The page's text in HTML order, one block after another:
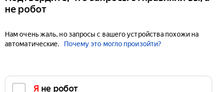
не робот
Нам очень жаль, но запросы с вашего устройства похожи на
автоматические.
Почему это могло произойти?
Я не робот